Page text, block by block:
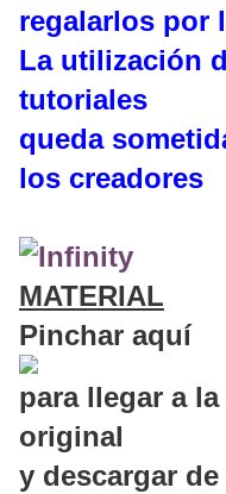
regalarlos por
La utilización
tutoriales
queda
los creadores
MATERIAL
Pinchar aquí
para llegar a
original
y descargar